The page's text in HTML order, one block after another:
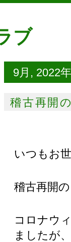
ブ
9月, 2022年
稽古再開
いつもお
稽古再開
コロナウ
ましたが